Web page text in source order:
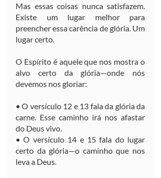
Mas essas coisas nunca satisfazem.
Existe um lugar melhor para
preencher essa carência de glória. Um
lugar certo.
O Espírito é aquele que nos mostra o
alvo certo da glória—onde nós
devemos nos gloriar:
• O versículo 12 e 13 fala da glória da
carne. Esse caminho irá nos afastar
do Deus vivo.
• O versículo 14 e 15 fala do lugar
certo da glória—o caminho que nos
leva a Deus.